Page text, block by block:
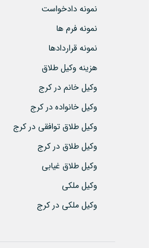
نمونه دادخواست
نمونه فرم ها
نمونه قراردادها
هزینه وکیل طلاق
وکیل خانم در کرج
وکیل خانواده در کرج
وکیل طلاق توافقی در کرج
وکیل طلاق در کرج
وکیل طلاق غیابی
وکیل ملکی
وکیل ملکی در کرج